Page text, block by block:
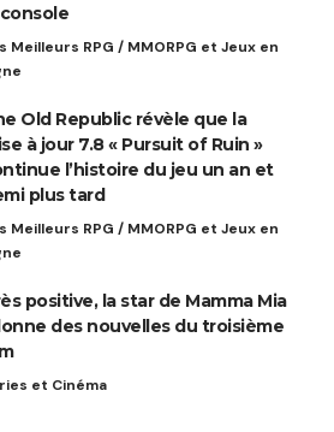
Meilleurs RPG / MMORPG et Jeux en
Old Republic révèle que la
à jour 7.8 « Pursuit of Ruin »
l’histoire du jeu un an et
plus tard
Meilleurs RPG / MMORPG et Jeux en
positive, la star de Mamma Mia
des nouvelles du troisième
et Cinéma